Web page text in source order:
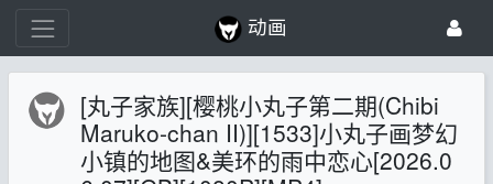
动画
[丸子家族][樱桃小丸子第二期(Chibi
Maruko-chan II)][1533]小丸子画梦幻
小镇的地图&美环的雨中恋心[2026.0